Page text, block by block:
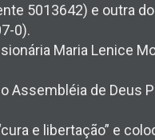
5013642) e outra
0).
Maria Lenice
Assembléia de Deus
e libertação” e